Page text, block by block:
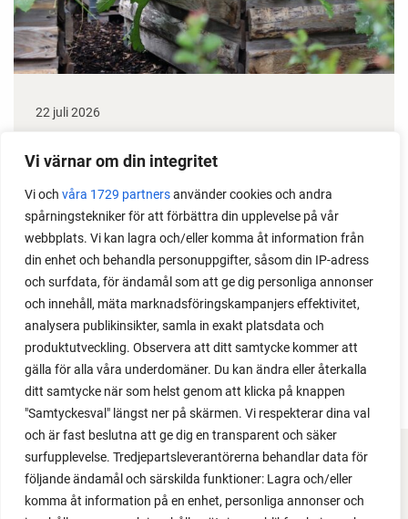
Vi värnar om din integritet
Vi och våra 1729 partnersanvänder cookies och andra
spårningstekniker för att förbättra din upplevelse på vår
webbplats. Vi kan lagra och/eller komma åt information från
din enhet och behandla personuppgifter, såsom din IP-adress
och surfdata, för ändamål som att ge dig personliga annonser
och innehåll, mäta marknadsföringskampanjers effektivitet,
analysera publikinsikter, samla in exakt platsdata och
produktutveckling. Observera att ditt samtycke kommer att
gälla för alla våra underdomäner. Du kan ändra eller återkalla
ditt samtycke när som helst genom att klicka på knappen
"Samtyckesval" längst ner på skärmen. Vi respekterar dina val
och är fast beslutna att ge dig en transparent och säker
surfupplevelse. Tredjepartsleverantörerna behandlar data för
följande ändamål och särskilda funktioner: Lagra och/eller
komma åt information på en enhet, personliga annonser och
22 juli 2026
växter i en pallkrage tillsammans med andra växter.
Perfekt om du vill odla mycket i på liten yta.
FACEBOOK